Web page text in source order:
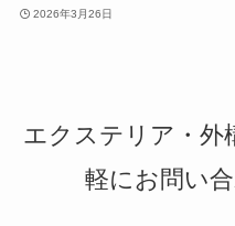
2026年3月26日
エクステリア・外
軽にお問い